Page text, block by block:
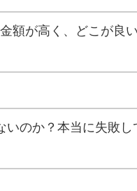
額が高く、どこが良
のか？本当に失敗し